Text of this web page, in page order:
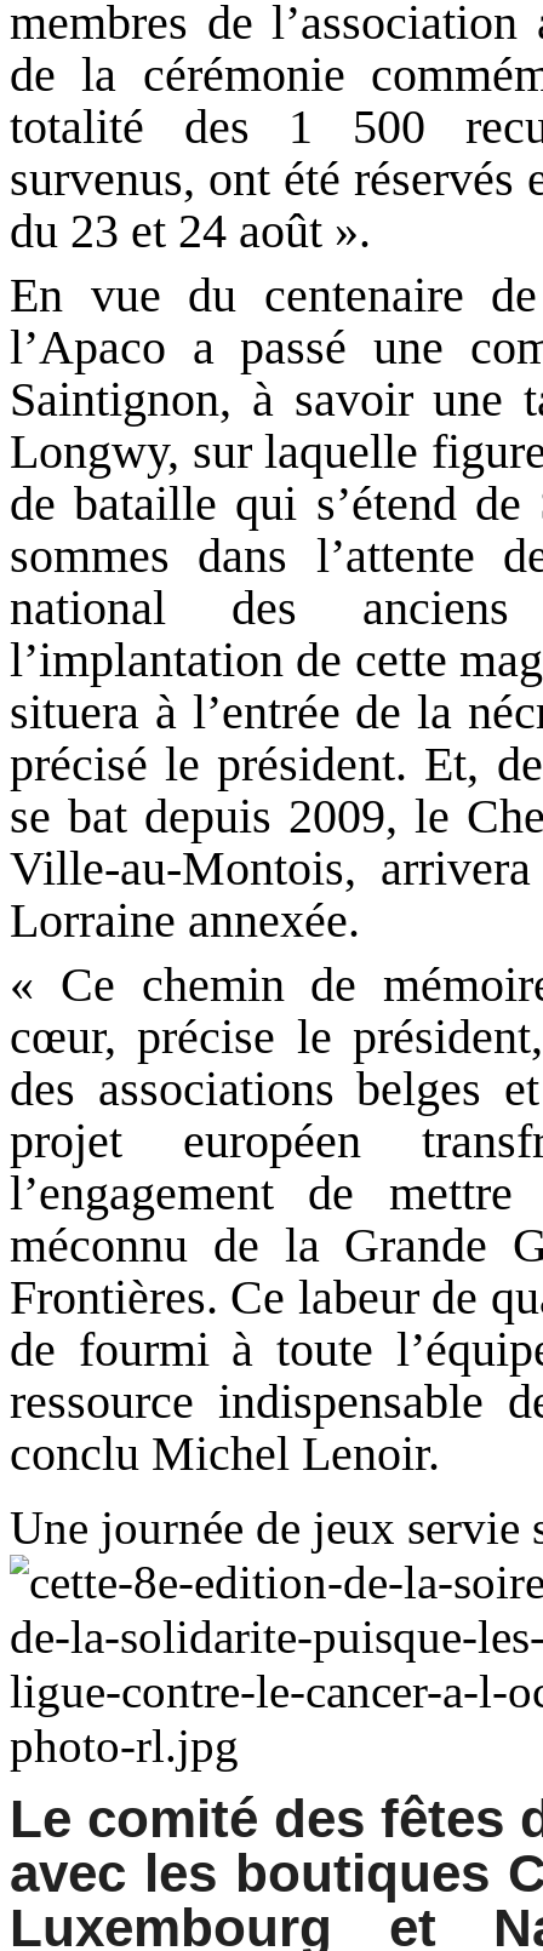
membres de
de la cérémonie
totalité des 1 500
survenus, ont été réservés
du 23 et 24 août ».
En vue du centenaire
l’Apaco a passé une
Saintignon, à savoir une
Longwy, sur laquelle
de bataille qui s’étend
sommes dans l’attente
national des
l’implantation de cette
situera à l’entrée de la
précisé le président. Et,
se bat depuis 2009, le
Ville-au-Montois,
Lorraine annexée.
« Ce chemin de
cœur, précise le
des associations belges
projet européen
l’engagement de
méconnu de la Grande
Frontières. Ce labeur de
de fourmi à toute
ressource indispensable
conclu Michel Lenoir.
Une journée de jeux servie
Le comité des fêtes
avec les boutiques
Luxembourg et